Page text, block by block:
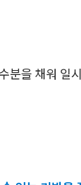
분을 채워 일